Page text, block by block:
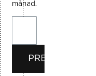
månad.
PRENUMERERA